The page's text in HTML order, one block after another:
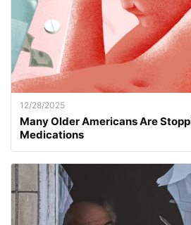
12/28/2025
Many Older Americans Are
Medications